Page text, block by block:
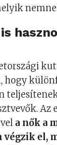
hogy
Az
a nők a
végzik el,